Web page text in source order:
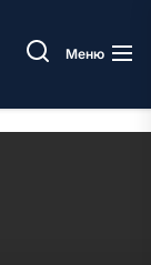
Меню